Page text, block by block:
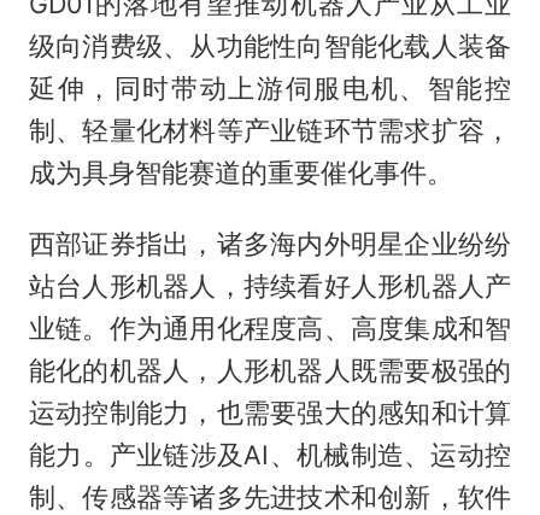
级向消费级、从功能性向智能化载人装备
延伸，同时带动上游伺服电机、智能控
制、轻量化材料等产业链环节需求扩容，
成为具身智能赛道的重要催化事件。
西部证券指出，诸多海内外明星企业纷纷
站台人形机器人，持续看好人形机器人产
业链。作为通用化程度高、高度集成和智
能化的机器人，人形机器人既需要极强的
运动控制能力，也需要强大的感知和计算
能力。产业链涉及AI、机械制造、运动控
制、传感器等诸多先进技术和创新，软件